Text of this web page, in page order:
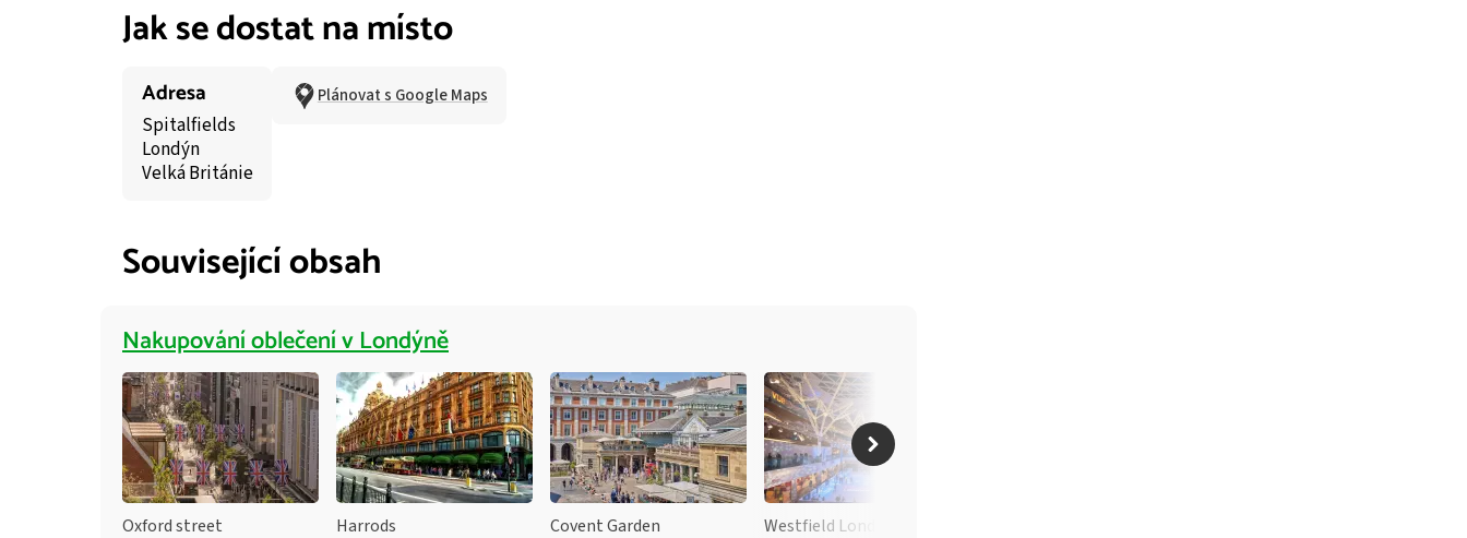
Jak se dostat na místo
Adresa
Spitalfields
Londýn
Velká Británie
Plánovat s Google Maps
Související obsah
Nakupování oblečení v Londýně
Oxford street Harrods Covent Garden Westfield London